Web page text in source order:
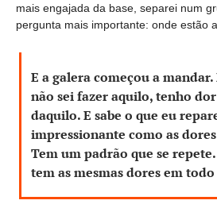
mais engajada da base, separei num
pergunta mais importante: onde estão
E a galera começou a
não sei fazer aquilo, tenho
daquilo. E sabe o que eu
impressionante como as dores
Tem um padrão que se
tem as mesmas dores em